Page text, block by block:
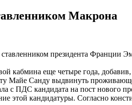
Макрона
президента Франции
кабмина еще четыре года,
Майе Санду выдвинуть
ПДС кандидата на пост нового
этой кандидатуры. Согласно